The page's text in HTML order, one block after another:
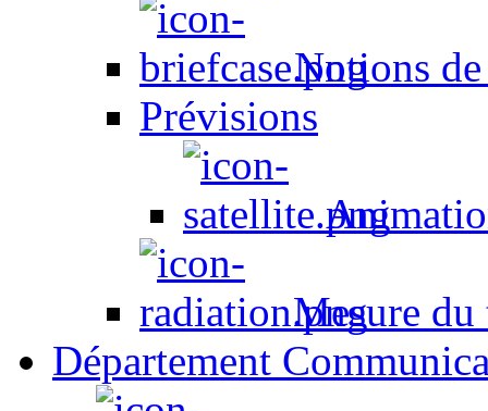
Notions
Prévisions
Mesure du
Département